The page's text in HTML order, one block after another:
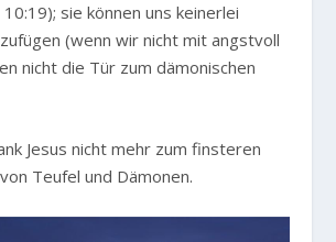
sie können uns keinerlei
(wenn wir nicht mit angstvoll
nicht die Tür zum dämonischen
Jesus nicht mehr zum finsteren
Teufel und Dämonen.